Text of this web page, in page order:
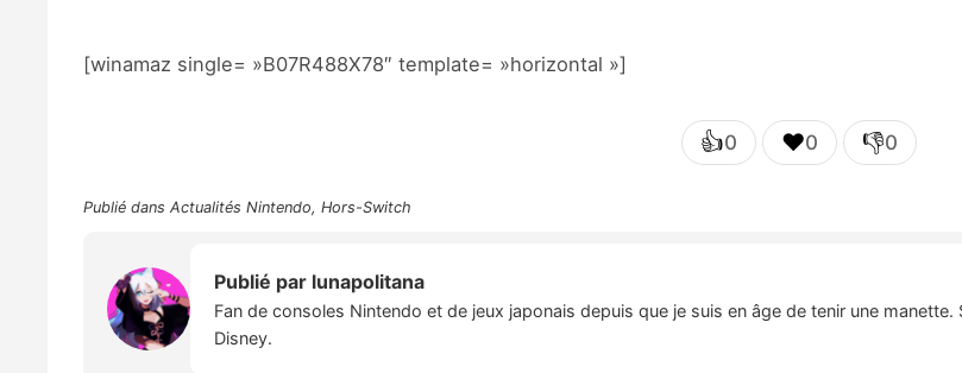
[winamaz single= »B07R488X78″ template= »horizontal »]
👍0 ❤️0 👎0
Publié dans Actualités Nintendo, Hors-Switch
Publié par lunapolitana
Fan de consoles Nintendo et de jeux japonais depuis que je suis en âge de tenir une
Disney.